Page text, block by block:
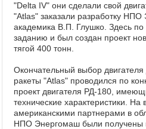
"Delta IV" они сделали свой
"Atlas" заказали разработку
академика В.П. Глушко. Здесь
заданию и был создан проект
тягой 400 тонн.
Окончательный выбор
ракеты "Atlas" проводился по
проект двигателя РД-180,
технические характеристики. На
американскими партнерами в
НПО Энергомаш были получены